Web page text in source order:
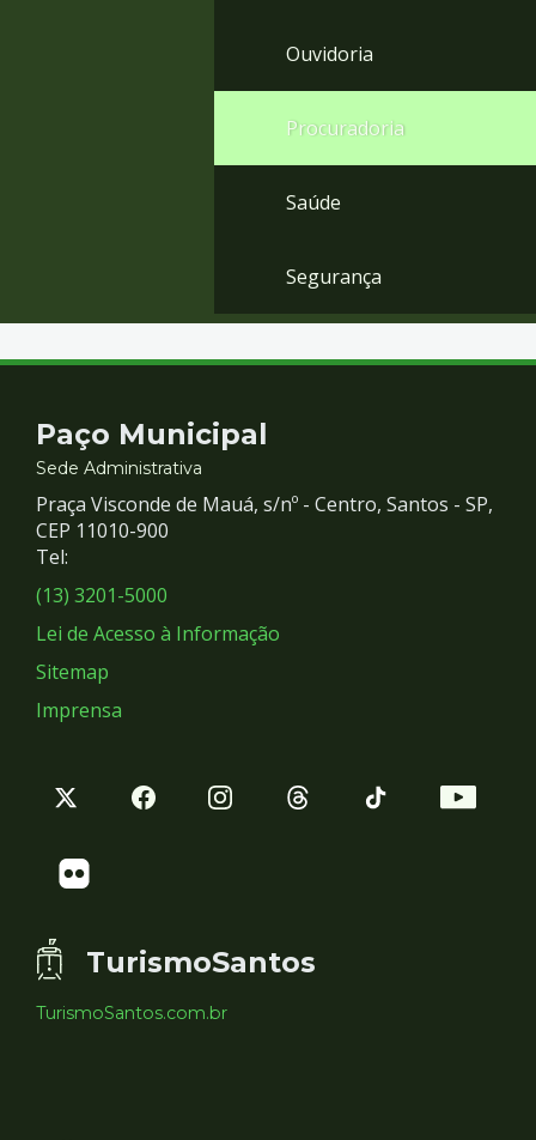
Ouvidoria
Procuradoria
Saúde
Segurança
Contato
e
Redes
Sociais
Paço Municipal
Sede Administrativa
Praça Visconde de Mauá, s/nº - Centro, Santos - SP,
CEP 11010-900
Tel:
(13) 3201-5000
Lei de Acesso à Informação
Sitemap
Imprensa
TurismoSantos
TurismoSantos.com.br